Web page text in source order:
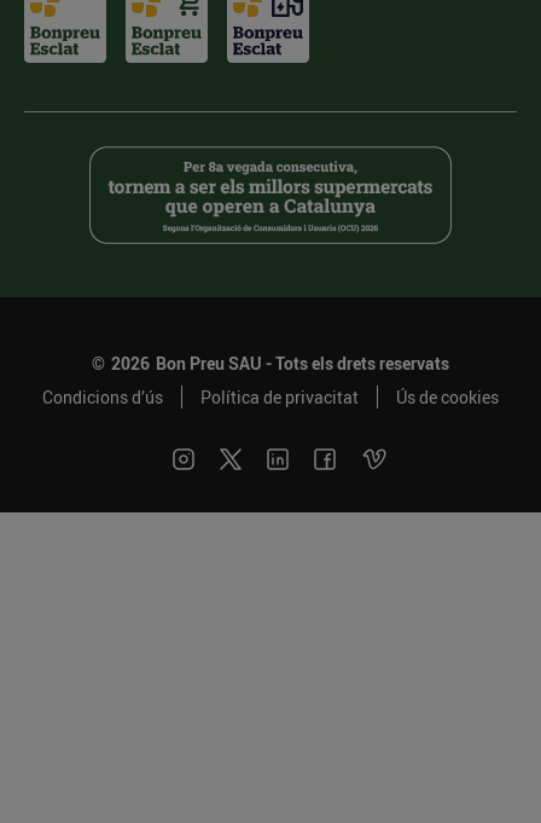
© 2026 Bon Preu SAU - Tots els drets reservats
Condicions d’ús
Política de privacitat Ús de cookies